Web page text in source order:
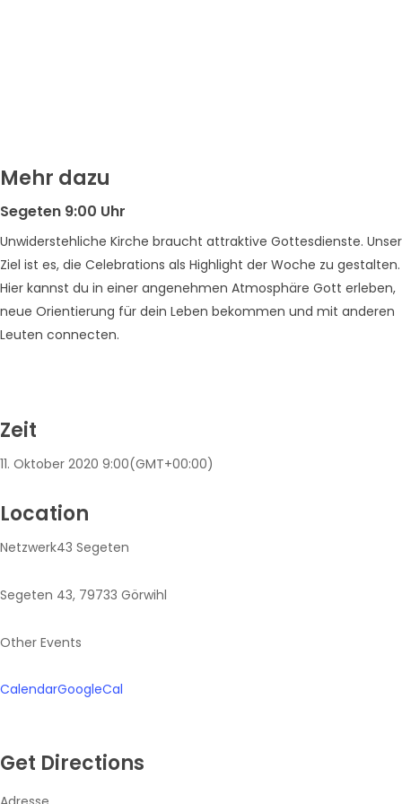
Mehr dazu
Segeten 9:00 Uhr
Unwiderstehliche Kirche braucht attraktive Gottesdienste. Unser
Ziel ist es, die Celebrations als Highlight der Woche zu gestalten.
Hier kannst du in einer angenehmen Atmosphäre Gott erleben,
neue Orientierung für dein Leben bekommen und mit anderen
Leuten connecten.
Zeit
11. Oktober 2020 9:00(GMT+00:00)
Location
Netzwerk43 Segeten
Segeten 43, 79733 Görwihl
Other Events
CalendarGoogleCal
Get Directions